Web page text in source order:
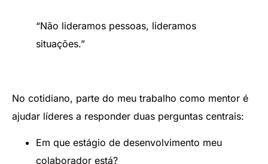
“Não lideramos pessoas, lideramos
situações.”
No cotidiano, parte do meu trabalho como mentor é
ajudar líderes a responder duas perguntas centrais:
Em que estágio de desenvolvimento meu
colaborador está?